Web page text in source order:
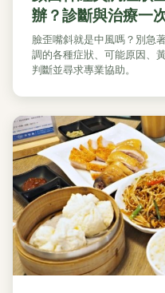
辦？診斷與治療一
臉歪嘴斜就是中風嗎？別急
調的各種症狀、可能原因、
判斷並尋求專業協助。